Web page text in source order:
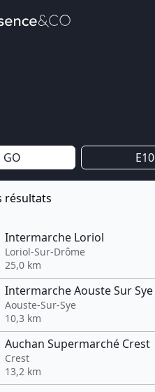
GO E10
résultats
Intermarche Loriol
Loriol-Sur-Drôme
25,0 km
Intermarche Aouste Sur Sye
Aouste-Sur-Sye
10,3 km
Auchan Supermarché Crest
Crest
13,2 km